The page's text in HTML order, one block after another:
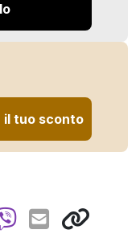
il tuo sconto